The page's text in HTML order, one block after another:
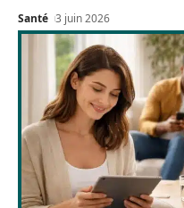
Santé 3 juin 2026